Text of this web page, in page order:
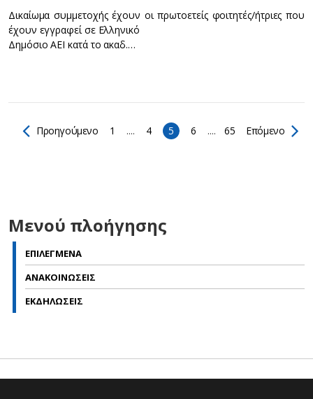
Δικαίωμα συμμετοχής έχουν οι πρωτοετείς φοιτητές/ήτριες που
έχουν εγγραφεί σε Ελληνικό
Δημόσιο ΑΕΙ κατά το ακαδ.…
Προηγούμενο 1 .... 4 5 6 .... 65 Επόμενο
Μενού πλοήγησης
ΕΠΙΛΕΓΜΕΝΑ
ΑΝΑΚΟΙΝΩΣΕΙΣ
ΕΚΔΗΛΩΣΕΙΣ